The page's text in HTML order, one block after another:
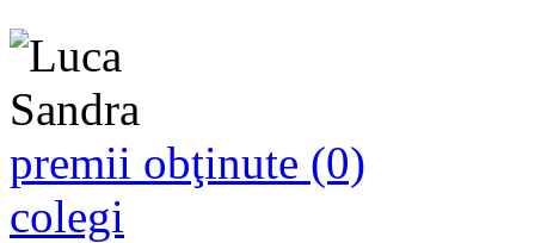
premii obţinute (0)
colegi